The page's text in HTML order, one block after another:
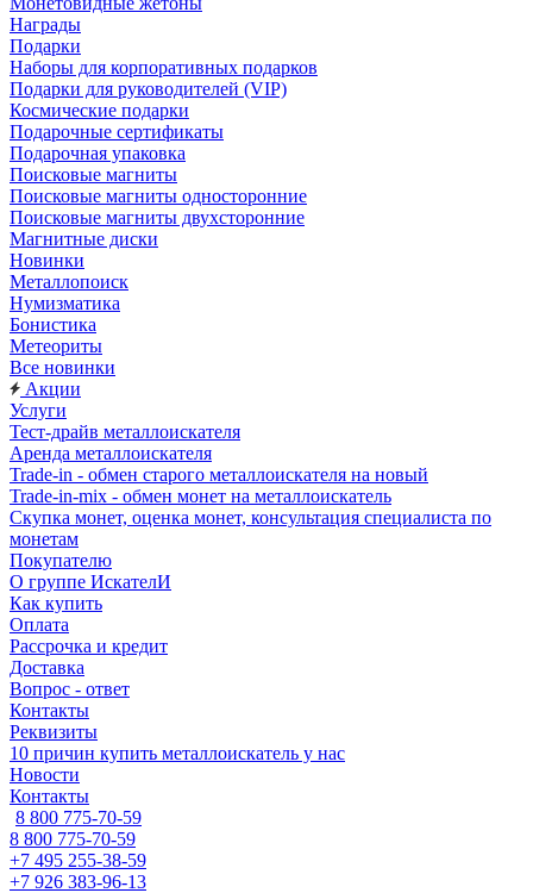
Награды
Подарки
Наборы для корпоративных подарков
Подарки для руководителей (VIP)
Космические подарки
Подарочные сертификаты
Подарочная упаковка
Поисковые магниты
Поисковые магниты односторонние
Поисковые магниты двухсторонние
Магнитные диски
Новинки
Металлопоиск
Нумизматика
Бонистика
Метеориты
Все новинки
Акции
Услуги
Тест-драйв металлоискателя
Аренда металлоискателя
Trade-in - обмен старого металлоискателя на новый
Trade-in-mix - обмен монет на металлоискатель
Скупка монет, оценка монет, консультация специалиста по
монетам
Покупателю
О группе ИскателИ
Как купить
Оплата
Рассрочка и кредит
Доставка
Вопрос - ответ
Контакты
Реквизиты
10 причин купить металлоискатель у нас
Новости
Контакты
8 800 775-70-59
8 800 775-70-59
+7 495 255-38-59
+7 926 383-96-13